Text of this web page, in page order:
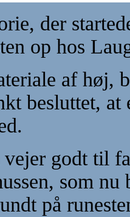
der
op hos
af høj,
besluttet,
vejer godt til
som
på